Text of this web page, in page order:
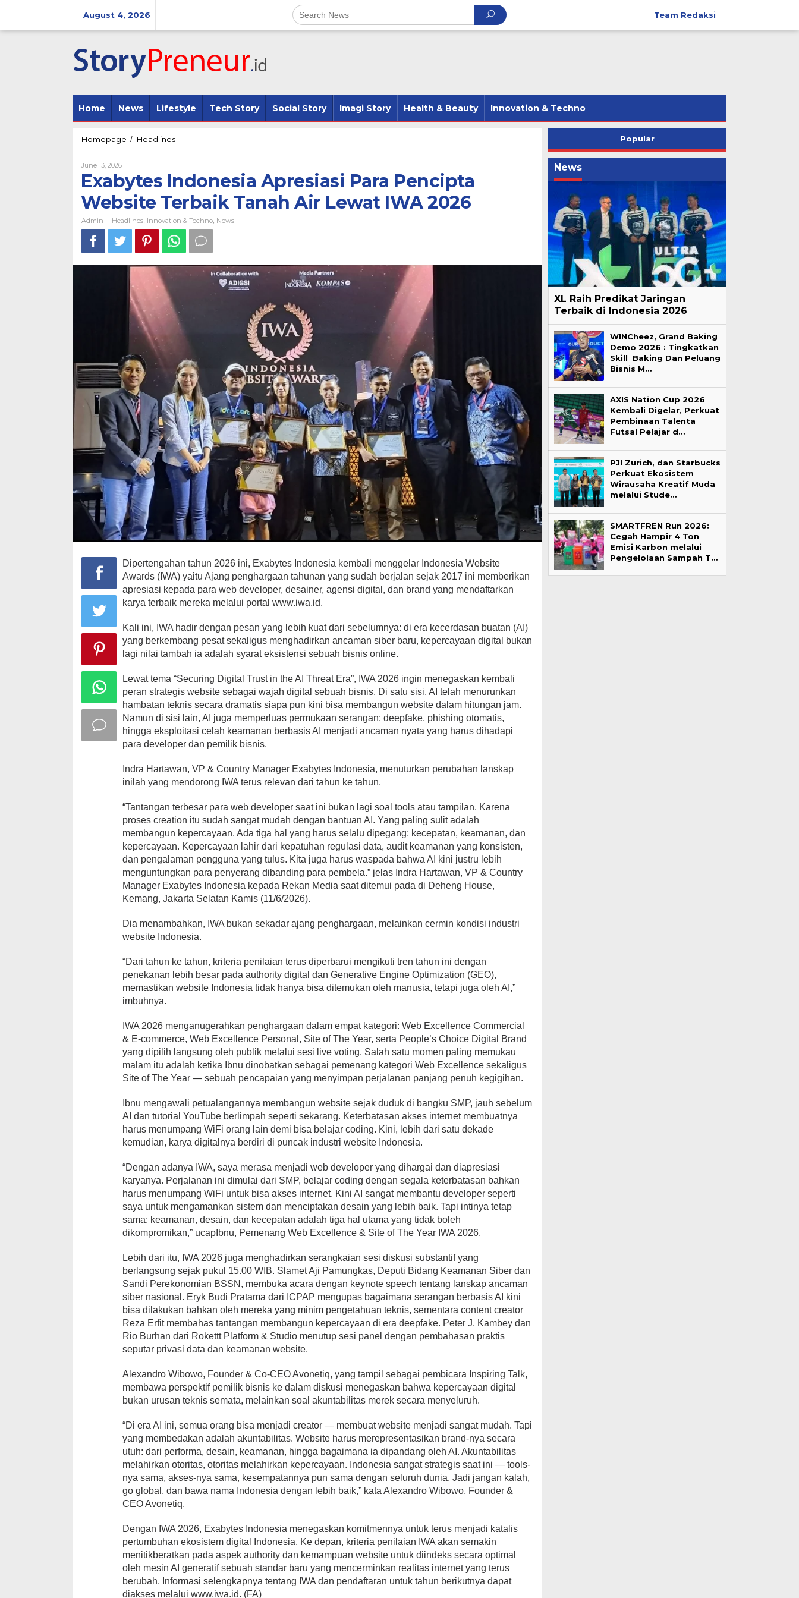
August 4, 2026 Team Redaksi
Home News Lifestyle Tech Story Social Story Imagi Story Health & Beauty Innovation & Techno
Homepage / HeadlinesExabytes
Pencipta
Terbaik
Air
Lewat
IWA
2026
June 13, 2026By
Exabytes Indonesia Apresiasi Para Pencipta
Website Terbaik Tanah Air Lewat IWA 2026
Admin - Headlines Innovation & Techno News
Dipertengahan tahun 2026 ini, Exabytes Indonesia kembali menggelar Indonesia Website
Awards (IWA) yaitu Ajang penghargaan tahunan yang sudah berjalan sejak 2017 ini memberikan
apresiasi kepada para web developer, desainer, agensi digital, dan brand yang mendaftarkan
karya terbaik mereka melalui portal www.iwa.id.
Kali ini, IWA hadir dengan pesan yang lebih kuat dari sebelumnya: di era kecerdasan buatan (AI)
yang berkembang pesat sekaligus menghadirkan ancaman siber baru, kepercayaan digital bukan
lagi nilai tambah ia adalah syarat eksistensi sebuah bisnis online.
Lewat tema “Securing Digital Trust in the AI Threat Era”, IWA 2026 ingin menegaskan kembali
peran strategis website sebagai wajah digital sebuah bisnis. Di satu sisi, AI telah menurunkan
hambatan teknis secara dramatis siapa pun kini bisa membangun website dalam hitungan jam.
Namun di sisi lain, AI juga memperluas permukaan serangan: deepfake, phishing otomatis,
hingga eksploitasi celah keamanan berbasis AI menjadi ancaman nyata yang harus dihadapi
para developer dan pemilik bisnis.
Indra Hartawan, VP & Country Manager Exabytes Indonesia, menuturkan perubahan lanskap
inilah yang mendorong IWA terus relevan dari tahun ke tahun.
“Tantangan terbesar para web developer saat ini bukan lagi soal tools atau tampilan. Karena
proses creation itu sudah sangat mudah dengan bantuan AI. Yang paling sulit adalah
membangun kepercayaan. Ada tiga hal yang harus selalu dipegang: kecepatan, keamanan, dan
kepercayaan. Kepercayaan lahir dari kepatuhan regulasi data, audit keamanan yang konsisten,
dan pengalaman pengguna yang tulus. Kita juga harus waspada bahwa AI kini justru lebih
menguntungkan para penyerang dibanding para pembela.” jelas Indra Hartawan, VP & Country
Manager Exabytes Indonesia kepada Rekan Media saat ditemui pada di Deheng House,
Kemang, Jakarta Selatan Kamis (11/6/2026).
Dia menambahkan, IWA bukan sekadar ajang penghargaan, melainkan cermin kondisi industri
website Indonesia.
“Dari tahun ke tahun, kriteria penilaian terus diperbarui mengikuti tren tahun ini dengan
penekanan lebih besar pada authority digital dan Generative Engine Optimization (GEO),
memastikan website Indonesia tidak hanya bisa ditemukan oleh manusia, tetapi juga oleh AI,”
imbuhnya.
IWA 2026 menganugerahkan penghargaan dalam empat kategori: Web Excellence Commercial
& E-commerce, Web Excellence Personal, Site of The Year, serta People’s Choice Digital Brand
yang dipilih langsung oleh publik melalui sesi live voting. Salah satu momen paling memukau
malam itu adalah ketika Ibnu dinobatkan sebagai pemenang kategori Web Excellence sekaligus
Site of The Year — sebuah pencapaian yang menyimpan perjalanan panjang penuh kegigihan.
Ibnu mengawali petualangannya membangun website sejak duduk di bangku SMP, jauh sebelum
AI dan tutorial YouTube berlimpah seperti sekarang. Keterbatasan akses internet membuatnya
harus menumpang WiFi orang lain demi bisa belajar coding. Kini, lebih dari satu dekade
kemudian, karya digitalnya berdiri di puncak industri website Indonesia.
“Dengan adanya IWA, saya merasa menjadi web developer yang dihargai dan diapresiasi
karyanya. Perjalanan ini dimulai dari SMP, belajar coding dengan segala keterbatasan bahkan
harus menumpang WiFi untuk bisa akses internet. Kini AI sangat membantu developer seperti
saya untuk mengamankan sistem dan menciptakan desain yang lebih baik. Tapi intinya tetap
sama: keamanan, desain, dan kecepatan adalah tiga hal utama yang tidak boleh
dikompromikan,” ucapIbnu, Pemenang Web Excellence & Site of The Year IWA 2026.
Lebih dari itu, IWA 2026 juga menghadirkan serangkaian sesi diskusi substantif yang
berlangsung sejak pukul 15.00 WIB. Slamet Aji Pamungkas, Deputi Bidang Keamanan Siber dan
Sandi Perekonomian BSSN, membuka acara dengan keynote speech tentang lanskap ancaman
siber nasional. Eryk Budi Pratama dari ICPAP mengupas bagaimana serangan berbasis AI kini
bisa dilakukan bahkan oleh mereka yang minim pengetahuan teknis, sementara content creator
Reza Erfit membahas tantangan membangun kepercayaan di era deepfake. Peter J. Kambey dan
Rio Burhan dari Rokettt Platform & Studio menutup sesi panel dengan pembahasan praktis
seputar privasi data dan keamanan website.
Alexandro Wibowo, Founder & Co-CEO Avonetiq, yang tampil sebagai pembicara Inspiring Talk,
membawa perspektif pemilik bisnis ke dalam diskusi menegaskan bahwa kepercayaan digital
bukan urusan teknis semata, melainkan soal akuntabilitas merek secara menyeluruh.
“Di era AI ini, semua orang bisa menjadi creator — membuat website menjadi sangat mudah. Tapi
yang membedakan adalah akuntabilitas. Website harus merepresentasikan brand-nya secara
utuh: dari performa, desain, keamanan, hingga bagaimana ia dipandang oleh AI. Akuntabilitas
melahirkan otoritas, otoritas melahirkan kepercayaan. Indonesia sangat strategis saat ini — tools-
nya sama, akses-nya sama, kesempatannya pun sama dengan seluruh dunia. Jadi jangan kalah,
go global, dan bawa nama Indonesia dengan lebih baik,” kata Alexandro Wibowo, Founder &
CEO Avonetiq.
Dengan IWA 2026, Exabytes Indonesia menegaskan komitmennya untuk terus menjadi katalis
pertumbuhan ekosistem digital Indonesia. Ke depan, kriteria penilaian IWA akan semakin
menitikberatkan pada aspek authority dan kemampuan website untuk diindeks secara optimal
oleh mesin AI generatif sebuah standar baru yang mencerminkan realitas internet yang terus
berubah. Informasi selengkapnya tentang IWA dan pendaftaran untuk tahun berikutnya dapat
diakses melalui www.iwa.id. (FA)
Popular
News
XL Raih Predikat Jaringan
Terbaik di Indonesia 2026
WINCheez, Grand Baking
Demo 2026 : Tingkatkan
Skill Baking Dan Peluang
Bisnis M…
AXIS Nation Cup 2026
Kembali Digelar, Perkuat
Pembinaan Talenta
Futsal Pelajar d…
PJI Zurich, dan Starbucks
Perkuat Ekosistem
Wirausaha Kreatif Muda
melalui Stude…
SMARTFREN Run 2026:
Cegah Hampir 4 Ton
Emisi Karbon melalui
Pengelolaan Sampah T…